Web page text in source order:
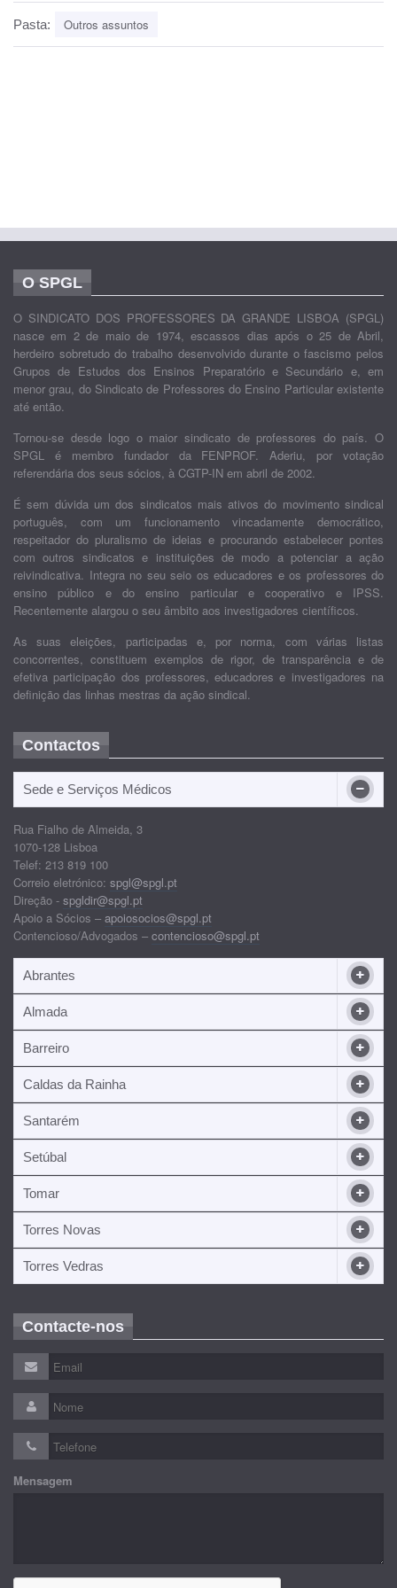
Pasta: Outros assuntos
O SPGL
O SINDICATO DOS PROFESSORES DA GRANDE LISBOA (SPGL)
nasce em 2 de maio de 1974, escassos dias após o 25 de Abril,
herdeiro sobretudo do trabalho desenvolvido durante o fascismo pelos
Grupos de Estudos dos Ensinos Preparatório e Secundário e, em
menor grau, do Sindicato de Professores do Ensino Particular existente
até então.
Tornou-se desde logo o maior sindicato de professores do país. O
SPGL é membro fundador da FENPROF. Aderiu, por votação
referendária dos seus sócios, à CGTP-IN em abril de 2002.
É sem dúvida um dos sindicatos mais ativos do movimento sindical
português, com um funcionamento vincadamente democrático,
respeitador do pluralismo de ideias e procurando estabelecer pontes
com outros sindicatos e instituições de modo a potenciar a ação
reivindicativa. Integra no seu seio os educadores e os professores do
ensino público e do ensino particular e cooperativo e IPSS.
Recentemente alargou o seu âmbito aos investigadores científicos.
As suas eleições, participadas e, por norma, com várias listas
concorrentes, constituem exemplos de rigor, de transparência e de
efetiva participação dos professores, educadores e investigadores na
definição das linhas mestras da ação sindical.
Contactos
Sede e Serviços Médicos
Rua Fialho de Almeida, 3
1070-128 Lisboa
Telef: 213 819 100
Correio eletrónico: spgl@spgl.pt
Direção - spgldir@spgl.pt
Apoio a Sócios – apoiosocios@spgl.pt
Contencioso/Advogados – contencioso@spgl.pt
Abrantes
Almada
Barreiro
Caldas da Rainha
Santarém
Setúbal
Tomar
Torres Novas
Torres Vedras
Contacte-nos
Mensagem